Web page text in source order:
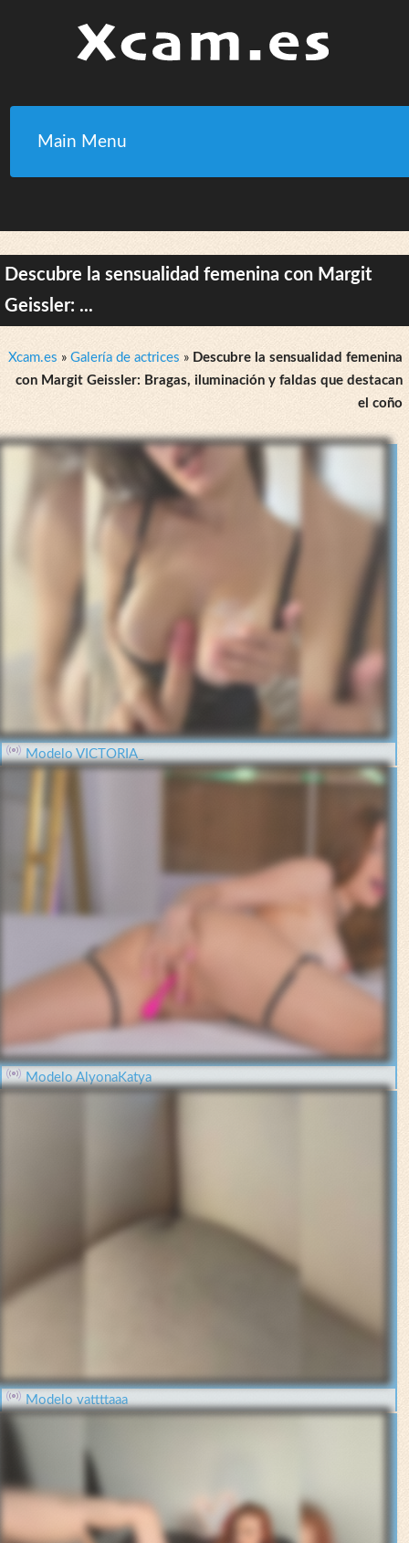
Main Menu
Descubre la sensualidad femenina con Margit
Geissler: ...
Xcam.es » Galería de actrices » Descubre la sensualidad femenina
con Margit Geissler: Bragas, iluminación y faldas que destacan
el coño
Modelo VICTORIA_
Modelo AlyonaKatya
Modelo vattttaaa